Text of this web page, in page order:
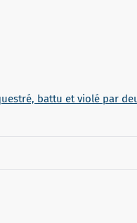
battu et violé par